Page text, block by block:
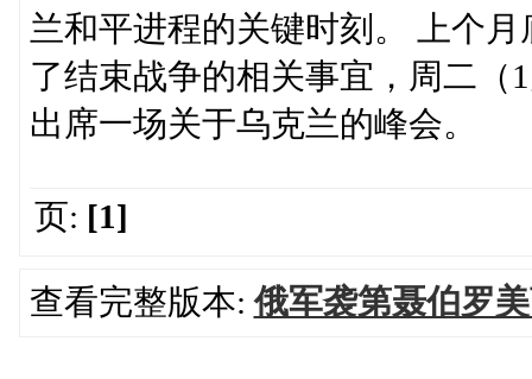
兰和平进程的关键时刻。 上个
了结束战争的相关事宜，周二（
出席一场关于乌克兰的峰会。
页: [1]
查看完整版本:俄军袭第聂伯罗